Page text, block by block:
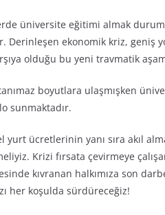
üniversite eğitimi almak
ekonomik kriz, geniş
olduğu bu yeni travmatik
boyutlara ulaşmışken
sunmaktadır.
ücretlerinin yanı sıra akıl
Krizi fırsata çevirmeye
kıvranan halkımıza son
her koşulda sürdüreceğiz!